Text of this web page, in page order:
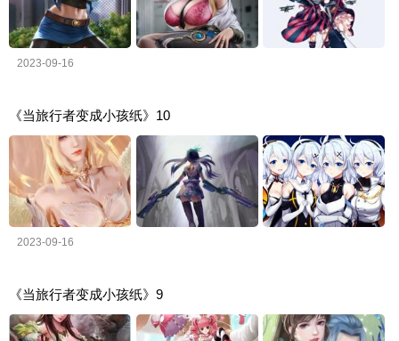
2023-09-16
《当旅行者变成小孩纸》10
2023-09-16
《当旅行者变成小孩纸》9